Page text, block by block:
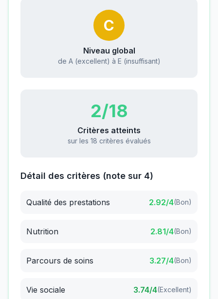
C
Niveau global
de A (excellent) à E (insuffisant)
2/18
Critères atteints
sur les 18 critères évalués
Détail des critères (note sur 4)
Qualité des prestations 2.92/4(Bon)
Nutrition 2.81/4(Bon)
Parcours de soins 3.27/4(Bon)
Vie sociale 3.74/4(Excellent)